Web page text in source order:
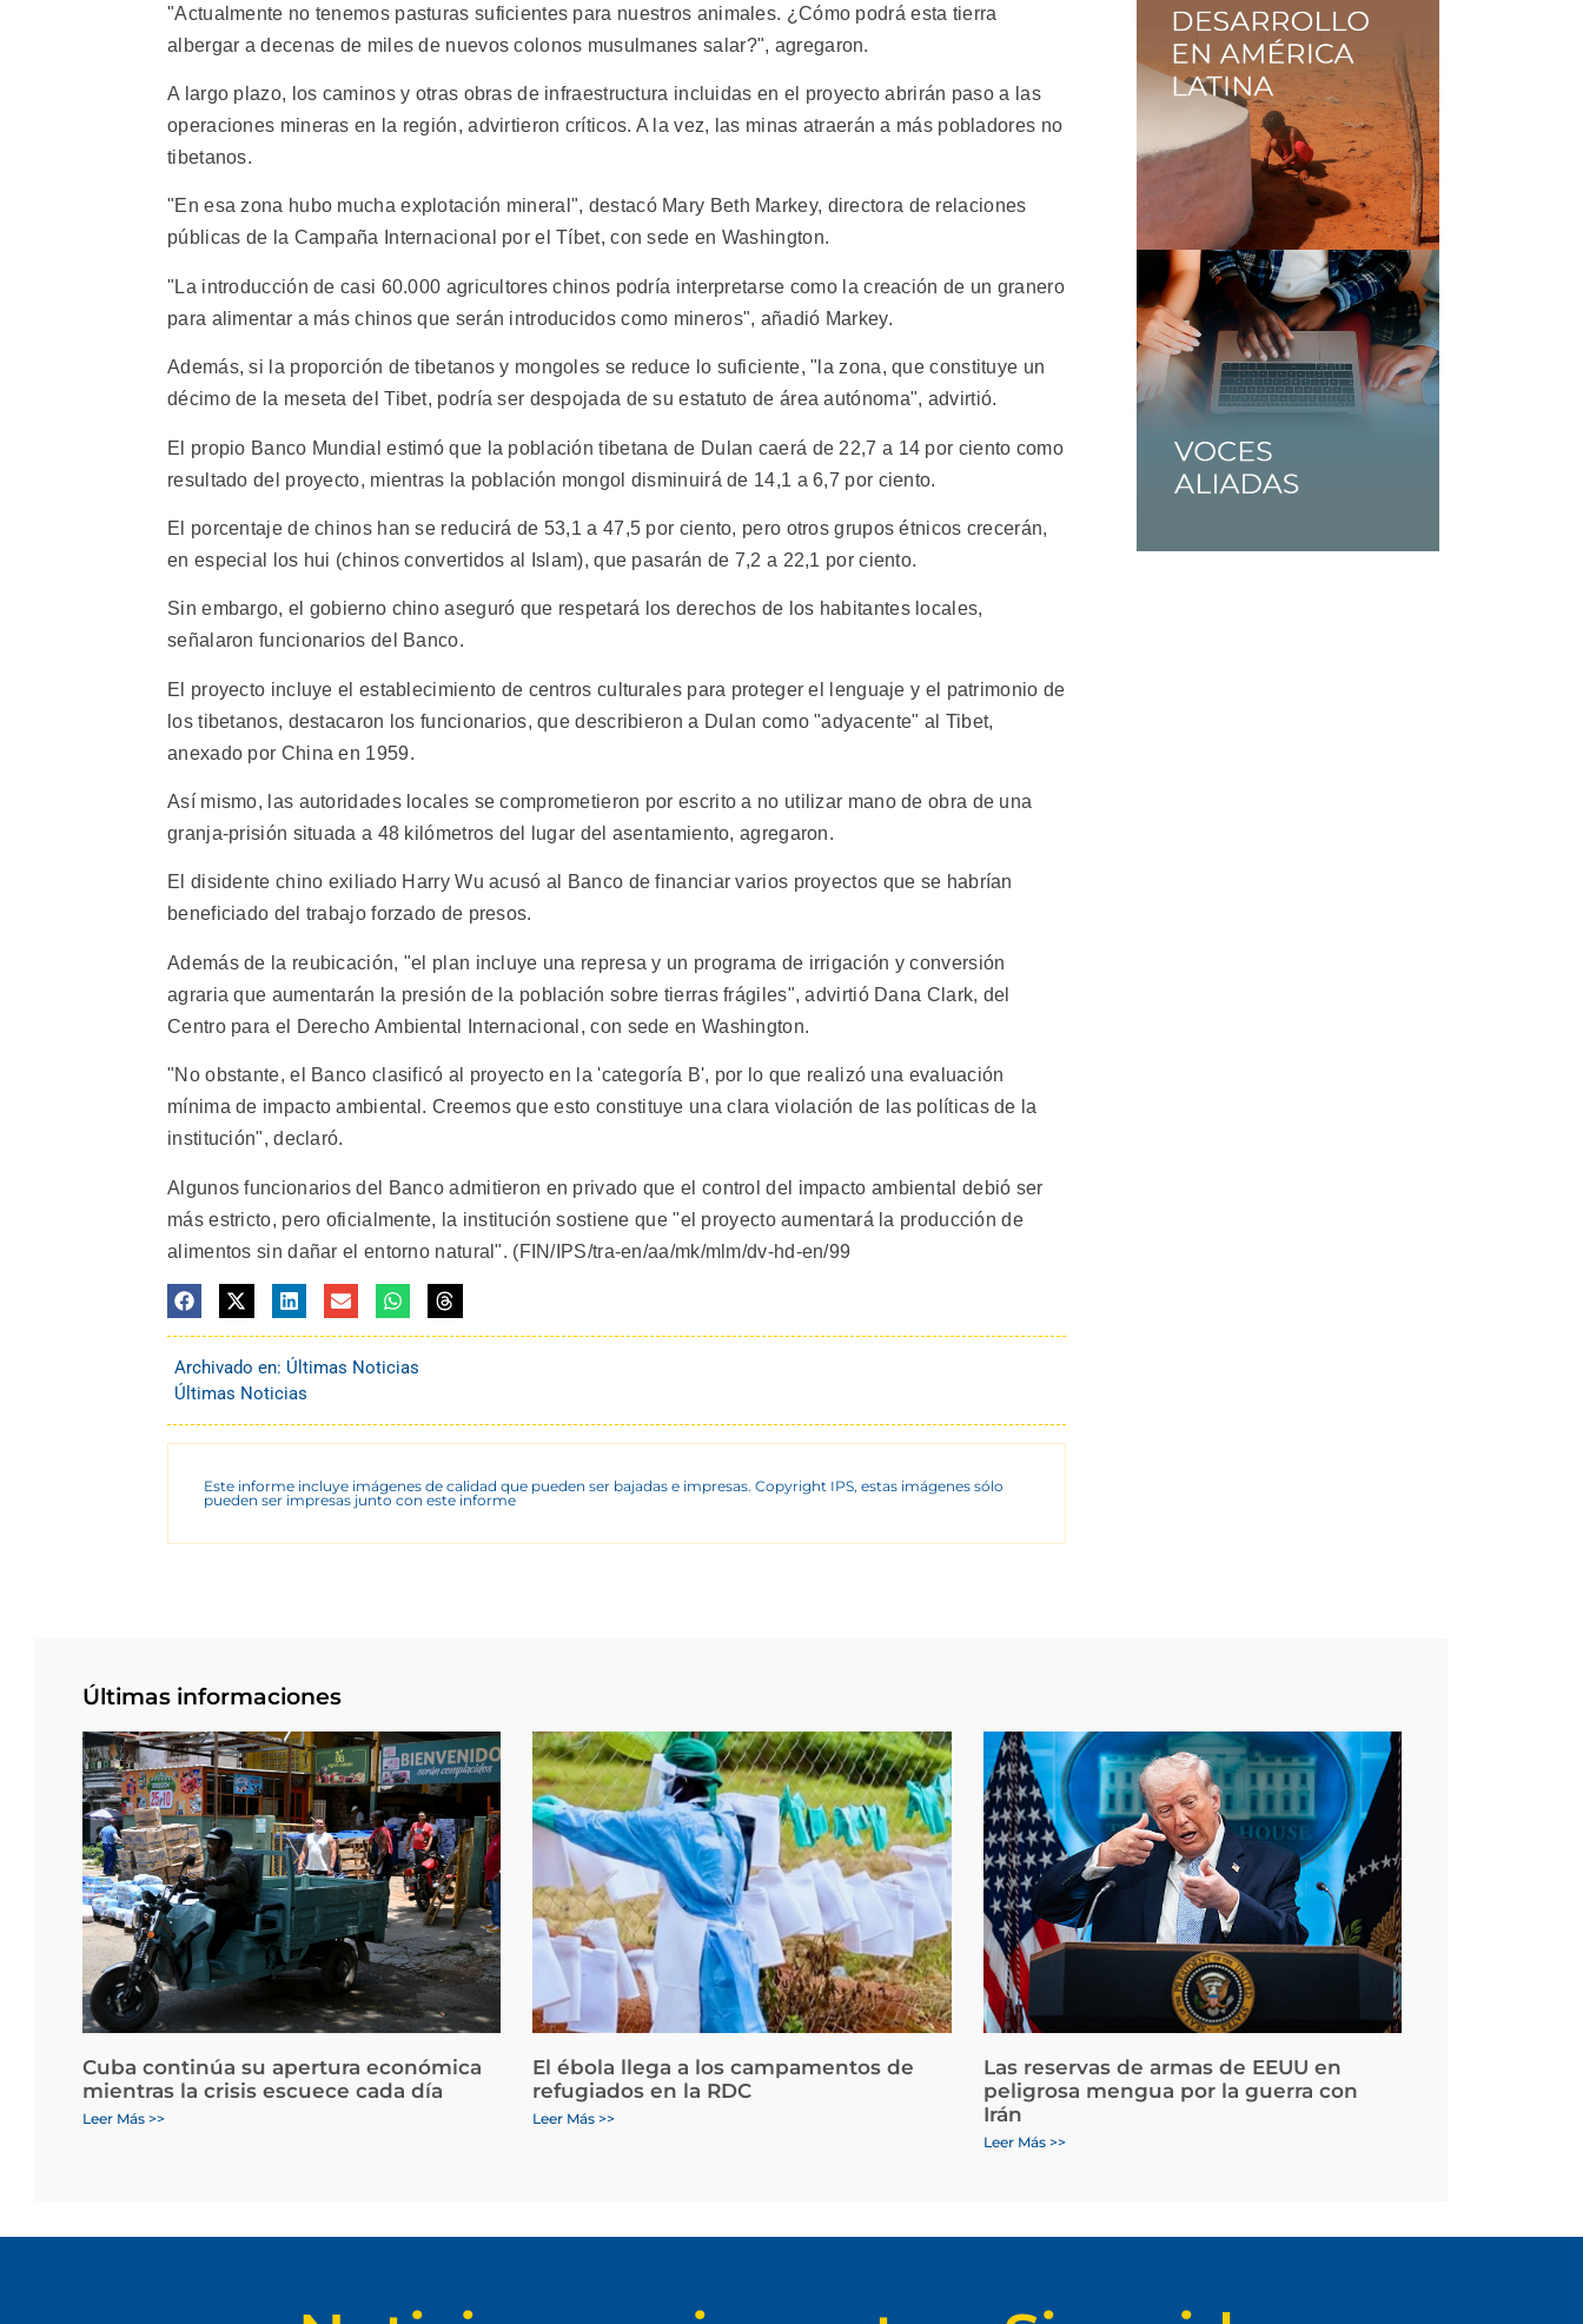
"Actualmente no tenemos pasturas suficientes para nuestros animales. ¿Cómo podrá esta tierra
albergar a decenas de miles de nuevos colonos musulmanes salar?", agregaron.
A largo plazo, los caminos y otras obras de infraestructura incluidas en el proyecto abrirán paso a las
operaciones mineras en la región, advirtieron críticos. A la vez, las minas atraerán a más pobladores no
tibetanos.
"En esa zona hubo mucha explotación mineral", destacó Mary Beth Markey, directora de relaciones
públicas de la Campaña Internacional por el Tíbet, con sede en Washington.
"La introducción de casi 60.000 agricultores chinos podría interpretarse como la creación de un granero
para alimentar a más chinos que serán introducidos como mineros", añadió Markey.
Además, si la proporción de tibetanos y mongoles se reduce lo suficiente, "la zona, que constituye un
décimo de la meseta del Tibet, podría ser despojada de su estatuto de área autónoma", advirtió.
El propio Banco Mundial estimó que la población tibetana de Dulan caerá de 22,7 a 14 por ciento como
resultado del proyecto, mientras la población mongol disminuirá de 14,1 a 6,7 por ciento.
El porcentaje de chinos han se reducirá de 53,1 a 47,5 por ciento, pero otros grupos étnicos crecerán,
en especial los hui (chinos convertidos al Islam), que pasarán de 7,2 a 22,1 por ciento.
Sin embargo, el gobierno chino aseguró que respetará los derechos de los habitantes locales,
señalaron funcionarios del Banco.
El proyecto incluye el establecimiento de centros culturales para proteger el lenguaje y el patrimonio de
los tibetanos, destacaron los funcionarios, que describieron a Dulan como "adyacente" al Tibet,
anexado por China en 1959.
Así mismo, las autoridades locales se comprometieron por escrito a no utilizar mano de obra de una
granja-prisión situada a 48 kilómetros del lugar del asentamiento, agregaron.
El disidente chino exiliado Harry Wu acusó al Banco de financiar varios proyectos que se habrían
beneficiado del trabajo forzado de presos.
Además de la reubicación, "el plan incluye una represa y un programa de irrigación y conversión
agraria que aumentarán la presión de la población sobre tierras frágiles", advirtió Dana Clark, del
Centro para el Derecho Ambiental Internacional, con sede en Washington.
"No obstante, el Banco clasificó al proyecto en la 'categoría B', por lo que realizó una evaluación
mínima de impacto ambiental. Creemos que esto constituye una clara violación de las políticas de la
institución", declaró.
Algunos funcionarios del Banco admitieron en privado que el control del impacto ambiental debió ser
más estricto, pero oficialmente, la institución sostiene que "el proyecto aumentará la producción de
alimentos sin dañar el entorno natural". (FIN/IPS/tra-en/aa/mk/mlm/dv-hd-en/99
Archivado en: Últimas Noticias
Últimas Noticias
Este informe incluye imágenes de calidad que pueden ser bajadas e impresas. Copyright IPS, estas imágenes sólo
pueden ser impresas junto con este informe
Últimas informaciones
Cuba continúa su apertura económica
mientras la crisis escuece cada día
Leer Más >>
El ébola llega a los campamentos de
refugiados en la RDC
Leer Más >>
Las reservas de armas de EEUU en
peligrosa mengua por la guerra con
Irán
Leer Más >>